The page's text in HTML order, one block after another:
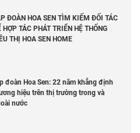
ĐOÀN HOA SEN TÌM KIẾM ĐỐI TÁC
HỢP TÁC PHÁT TRIỂN HỆ THỐNG
THỊ HOA SEN HOME
đoàn Hoa Sen: 22 năm khẳng định
hiệu trên thị trường trong và
nước